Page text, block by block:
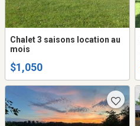
Chalet 3 saisons location au
mois
$1,050